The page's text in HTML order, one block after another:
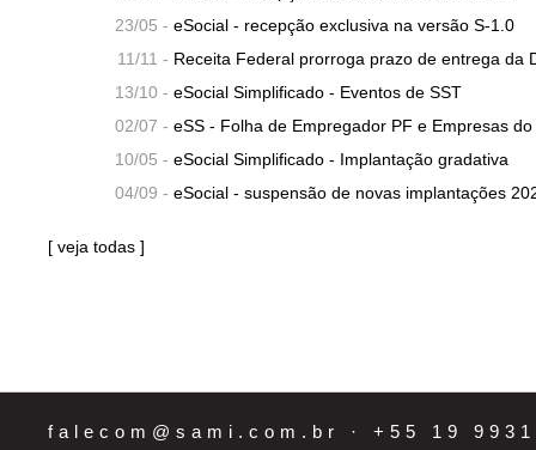
23/05 - eSocial - recepção exclusiva na versão S-1.0
11/11 - Receita Federal prorroga prazo de entrega da
13/10 - eSocial Simplificado - Eventos de SST
02/07 - eSS - Folha de Empregador PF e Empresas
10/05 - eSocial Simplificado - Implantação gradativa
04/09 - eSocial - suspensão de novas implantações
[ veja todas ]
falecom@sami.com.br · +55 19